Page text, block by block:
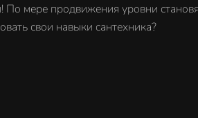
мере продвижения уровни
свои навыки сантехника?